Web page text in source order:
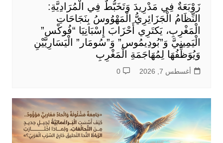
زَوْبَعَةٌ فِي مَدْرِيدَ وَتَخَبُّطٌ فِي الْمُرَادِيَّةِ:
النِّظَامُ الْجَزَائِرِيُّ الْمَهْوُوسُ بِنَجَاحَاتِ
الْمَغْرِبِ، يَكتَرِي أَحْزَابَ إِسْبَانِيَا “فُوكْس”
الْيَمِينِيَّ وَ”بُودِيمُوس” وَ”سُومَار” الْيَسَارِيَّيْنِ
وَيُوَظِّفُهَا لِمُهَاجَمَةِ الْمَغْرِبِ
أغسطس 7, 2026 0